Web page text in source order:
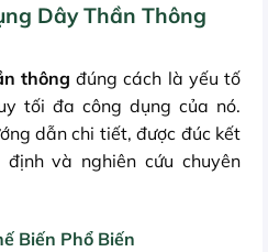
Dây Thần Thông
thông đúng cách là yếu tố
tối đa công dụng của nó.
dẫn chi tiết, được đúc kết
và nghiên cứu chuyên
Biến Phổ Biến